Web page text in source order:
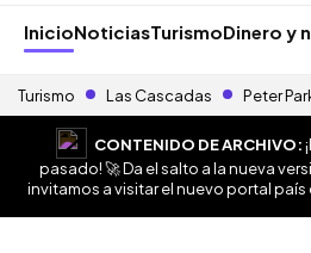
InicioNoticiasTurismoDinero y
Turismo Las Cascadas Peter
CONTENIDO DE ARCHIVO:
pasado! 🚀 Da el salto a la nueva
invitamos a visitar el nuevo portal